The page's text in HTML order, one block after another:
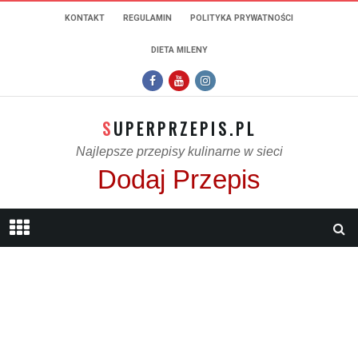
KONTAKT REGULAMIN POLITYKA PRYWATNOŚCI
DIETA MILENY
SUPERPRZEPIS.PL
Najlepsze przepisy kulinarne w sieci
Dodaj Przepis